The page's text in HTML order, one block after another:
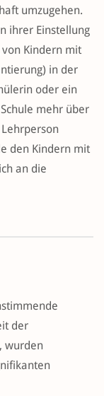
umzugehen.
ihrer Einstellung
Kindern mit
in der
oder ein
mehr über
den Kindern mit
an die
der
wurden